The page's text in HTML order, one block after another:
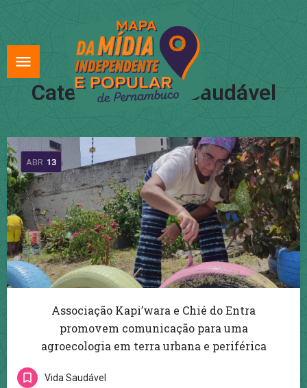
Categoria:Vida Saudável
ABR 13
Associação Kapi’wara e Chié do Entra
promovem comunicação para uma
agroecologia em terra urbana e periférica
Vida Saudável